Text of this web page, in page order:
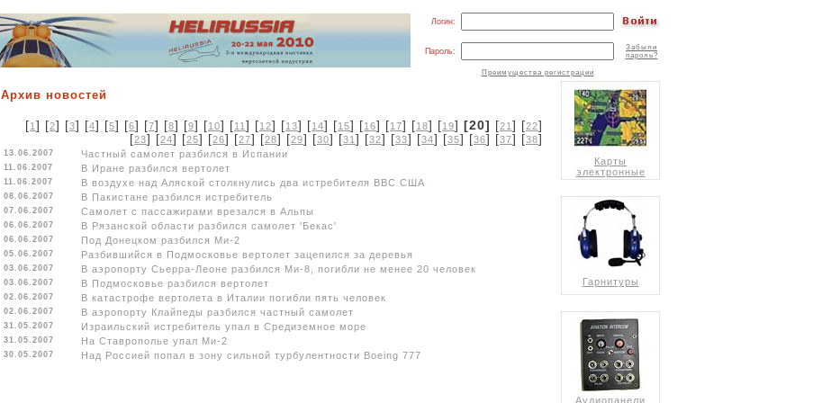
Логин:
Пароль:
Забыли
пароль?
Преимущества регистрации
Архив новостей
[1 ] [2] [3] [4] [5] [6] [7] [8] [9] [10] [11 ] [12] [13] [14] [15] [16] [17] [18] [19] [20] [21 ] [22]
[23] [24] [25] [26] [27] [28] [29] [30] [31 ] [32] [33] [34] [35] [36] [37] [38]
13.06.2007 Частный самолет разбился в Испании
11.06.2007 В Иране разбился вертолет
11.06.2007 В воздухе над Аляской столкнулись два истребителя ВВС США
08.06.2007 В Пакистане разбился истребитель
07.06.2007 Самолет с пассажирами врезался в Альпы
06.06.2007 В Рязанской области разбился самолет 'Бекас'
06.06.2007 Под Донецком разбился Ми-2
05.06.2007 Разбившийся в Подмосковье вертолет зацепился за деревья
03.06.2007 В аэропорту Сьерра-Леоне разбился Ми-8, погибли не менее 20 человек
03.06.2007 В Подмосковье разбился вертолет
02.06.2007 В катастрофе вертолета в Италии погибли пять человек
02.06.2007 В аэропорту Клайпеды разбился частный самолет
31.05.2007 Израильский истребитель упал в Средиземное море
31.05.2007 На Ставрополье упал Ми-2
30.05.2007 Над Россией попал в зону сильной турбулентности Boeing 777
Карты
электронные
Гарнитуры
Аудиопанели